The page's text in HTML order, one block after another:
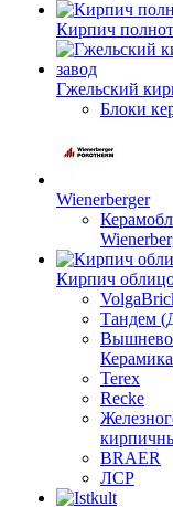
Кирпич
Гжельский
Блоки
Wienerberger
Кирпич
Тандем
Керамика
Terex
Recke
BRAER
ЛСР